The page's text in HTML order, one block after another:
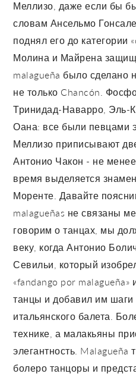
Меллизо, даже если бы
словам Ансельмо
поднял его до категории
Молина и Майрена
malagueña было сделано
не только Chancón.
Тринидад-Наварро, Эль-
Оана: все были певцами
Меллизо приписывают
Антонио Чакон - не
время выделяется
Моренте. Давайте
malagueñas не связаны
говорим о танцах, мы
веку, когда Антонио
Севильи, который
«fandango por
танцы и добавил им шаги
итальянского балета.
технике, а малакьяны
элегантность. Malagueña
болеро танцоры и